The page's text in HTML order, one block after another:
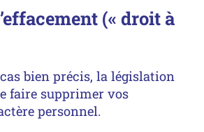
(« droit à
bien précis, la législation
faire supprimer vos
personnel.